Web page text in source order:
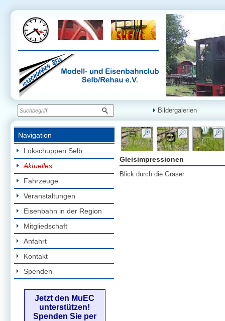
Bildergalerien
Navigation
Lokschuppen Selb
Aktuelles
Fahrzeuge
Veranstaltungen
Eisenbahn in der Region
Mitgliedschaft
Anfahrt
Kontakt
Spenden
Jetzt den MuEC
unterstützen!
Spenden Sie per
Gleisimpressionen
Blick durch die Gräser